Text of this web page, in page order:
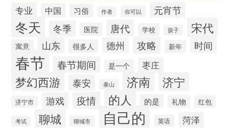
专业 中国 习俗 作者 你可以 元宵节
冬天 冬季 医院 唐代 学校 孩子 宋代
寓意 山东 很多人 德州 攻略 新年 时间
春节 春节期间 是一个 枣庄
梦幻西游 泰安 泰山 济南 济宁
济宁市 游戏 疫情 的人 的是 礼物 红包
考试 聊城 聊城市 自己的 英语 菏泽